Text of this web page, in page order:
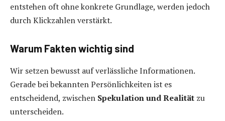
entstehen oft ohne konkrete Grundlage, werden jedoch
durch Klickzahlen verstärkt.
Warum Fakten wichtig sind
Wir setzen bewusst auf verlässliche Informationen.
Gerade bei bekannten Persönlichkeiten ist es
entscheidend, zwischen Spekulation und Realität zu
unterscheiden.